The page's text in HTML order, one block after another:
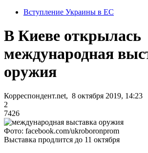
Вступление Украины в ЕС
В Киеве открылась
международная
оружия
Корреспондент.net, 8 октября 2019, 14:23
2
7426
Фото: facebook.com/ukroboronprom
Выставка продлится до 11 октября